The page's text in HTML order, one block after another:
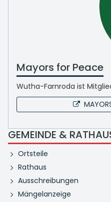
Mayors for Peace
Wutha-Farnroda ist
GEMEINDE &
Ortsteile
Rathaus
Ausschreibungen
Mängelanzeige